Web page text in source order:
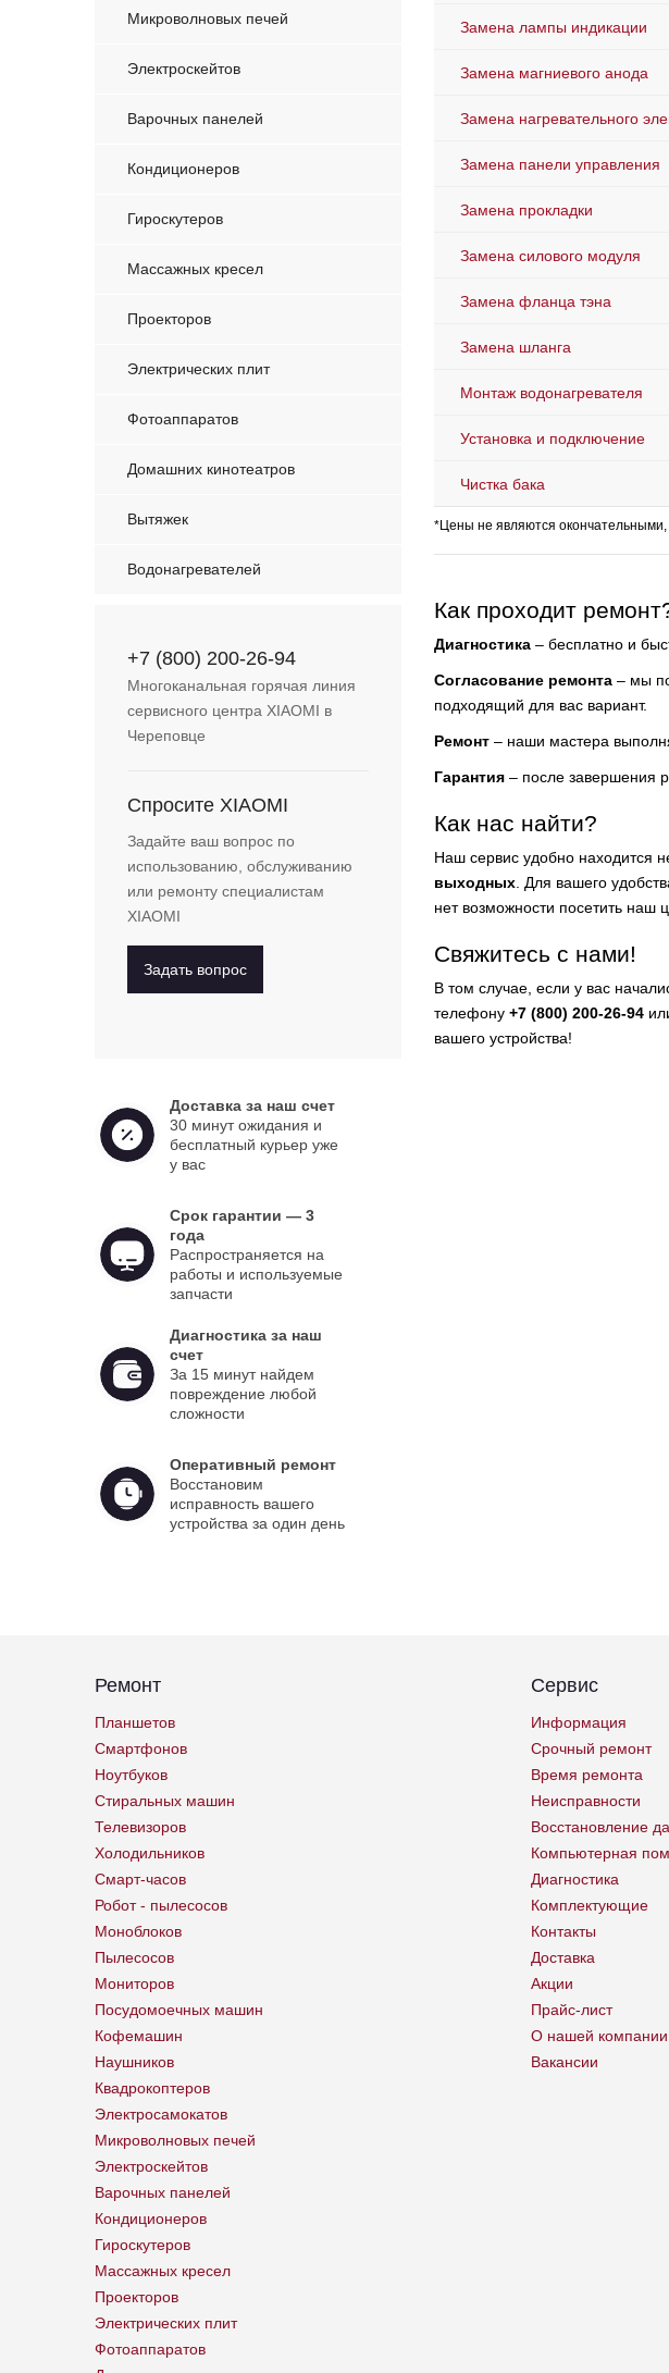
Микроволновых печей
Электроскейтов
Варочных панелей
Кондиционеров
Гироскутеров
Массажных кресел
Проекторов
Электрических плит
Фотоаппаратов
Домашних кинотеатров
Вытяжек
Водонагревателей
+7 (800) 200-26-94
Многоканальная горячая линия
сервисного центра XIAOMI в
Череповце
Спросите XIAOMI
Задайте ваш вопрос по
использованию, обслуживанию
или ремонту специалистам
XIAOMI
Задать вопрос
Доставка за наш счет
30 минут ожидания и
бесплатный курьер уже
у вас
Срок гарантии — 3
года
Распространяется на
работы и используемые
запчасти
Диагностика за наш
счет
За 15 минут найдем
повреждение любой
сложности
Оперативный ремонт
Восстановим
исправность вашего
устройства за один день
Замена лампы индикации
Замена магниевого анода
Замена нагревательного
Замена панели управления
Замена прокладки
Замена силового модуля
Замена фланца тэна
Замена шланга
Монтаж водонагревателя
Установка и подключение
Чистка бака
*Цены не являются
Как проходит
Диагностика – бесплатно и
Согласование ремонта – мы
подходящий для вас вариант.
Ремонт – наши мастера
Гарантия – после завершения
Как нас найти?
Наш сервис удобно находится
выходных . Для вашего
нет возможности посетить наш
Свяжитесь с нами!
В том случае, если у вас
телефону +7 (800) 200-26-94
вашего устройства!
Ремонт
Планшетов
Смартфонов
Ноутбуков
Стиральных машин
Телевизоров
Холодильников
Смарт-часов
Робот - пылесосов
Моноблоков
Пылесосов
Мониторов
Посудомоечных машин
Кофемашин
Наушников
Квадрокоптеров
Электросамокатов
Микроволновых печей
Электроскейтов
Варочных панелей
Кондиционеров
Гироскутеров
Массажных кресел
Проекторов
Электрических плит
Фотоаппаратов
Сервис
Информация
Срочный ремонт
Время ремонта
Неисправности
Восстановление
Компьютерная
Диагностика
Комплектующие
Контакты
Доставка
Акции
Прайс-лист
О нашей компании
Вакансии